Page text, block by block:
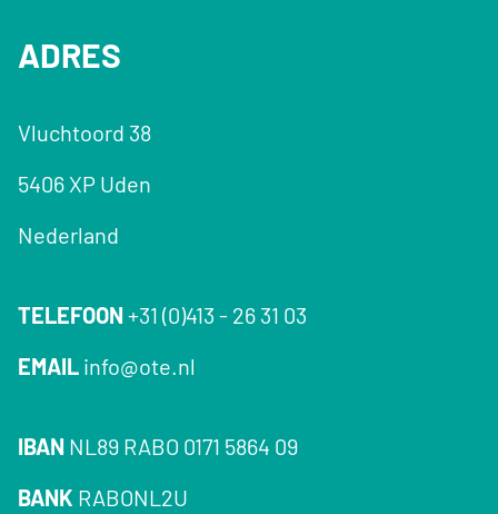
ADRES
Vluchtoord 38
5406 XP Uden
Nederland
TELEFOON +31 (0)413 - 26 31 03
EMAIL info@ote.nl
IBAN NL89 RABO 0171 5864 09
BANK RABONL2U